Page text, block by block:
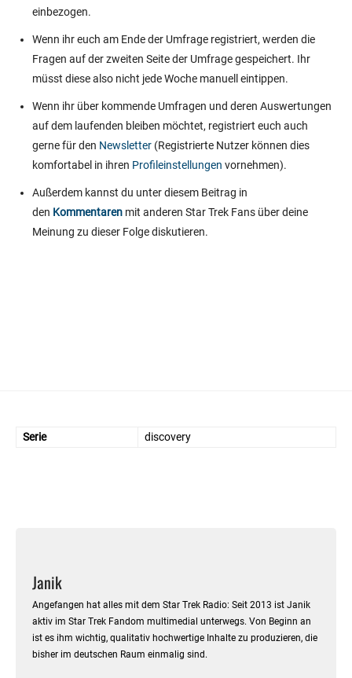
einbezogen.
Wenn ihr euch am Ende der Umfrage registriert, werden die
Fragen auf der zweiten Seite der Umfrage gespeichert. Ihr
müsst diese also nicht jede Woche manuell eintippen.
Wenn ihr über kommende Umfragen und deren Auswertungen
auf dem laufenden bleiben möchtet, registriert euch auch
gerne für den Newsletter (Registrierte Nutzer können dies
komfortabel in ihren Profileinstellungen vornehmen).
Außerdem kannst du unter diesem Beitrag in
den Kommentaren mit anderen Star Trek Fans über deine
Meinung zu dieser Folge diskutieren.
Serie discovery
Janik
Angefangen hat alles mit dem Star Trek Radio: Seit 2013 ist Janik
aktiv im Star Trek Fandom multimedial unterwegs. Von Beginn an
ist es ihm wichtig, qualitativ hochwertige Inhalte zu produzieren, die
bisher im deutschen Raum einmalig sind.